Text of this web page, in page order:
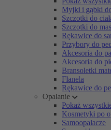
Myjki i gąbki
Szczotki do
Szczotki do
Rękawice do
Przybory do
Akcesoria do
Akcesoria do
Bransoletki
Flanela
Rękawice do
Opalanie
Pokaż
Kosmetyki po
Samoopalacze